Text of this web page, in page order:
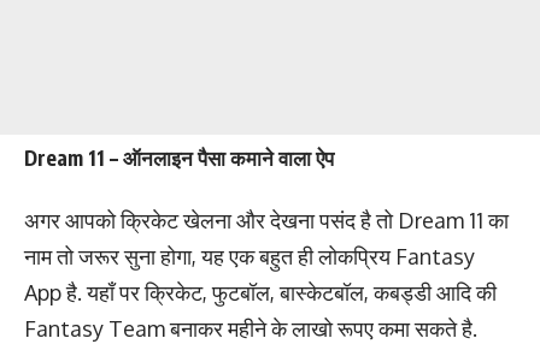
Dream 11 – ऑनलाइन पैसा कमाने वाला ऐप
अगर आपको क्रिकेट खेलना और देखना पसंद है तो Dream 11 का
नाम तो जरूर सुना होगा, यह एक बहुत ही लोकप्रिय Fantasy
App है. यहाँ पर क्रिकेट, फुटबॉल, बास्केटबॉल, कबड्डी आदि की
Fantasy Team बनाकर महीने के लाखो रूपए कमा सकते है.